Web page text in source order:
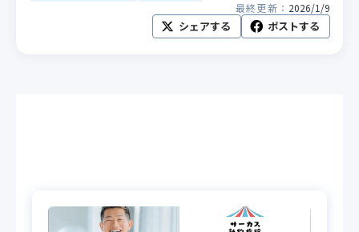
最終更新： 2026/1/9
シェアする ポストする